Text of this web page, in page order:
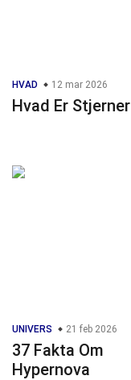
HVAD 12 mar 2026
Hvad Er Stjerner
UNIVERS 21 feb 2026
37 Fakta Om
Hypernova